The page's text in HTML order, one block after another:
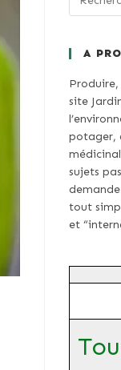
A
site
potager,
sujets
tout
et